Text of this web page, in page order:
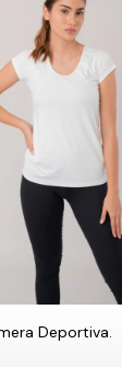
Deportiva.